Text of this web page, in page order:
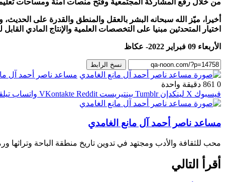
من خلال رفع المشاركة المجتمعية وفتح منصات آمنة ومساحات
أخيرا، ميّز الله سبحانه البشر بالعقل والمنطق والقدرة على
اختيار المتحدثين مبنيا على التخصصات العلمية والإنتاج المادي
الأربعاء 09 فبراير 2022- عكاظ
نسخ الرابط
مساعد ناصر أحمد آل
0
دقيقة واحدة
فيسبوك ‫X لينكدإن بينتيريست واتساب
مساعد ناصر أحمد آل مانع الغامدي
محب للثقافة والأدب ومجتهد في تدوين تاريخ منطقة الباحة وتراثها
أقرأ التالي